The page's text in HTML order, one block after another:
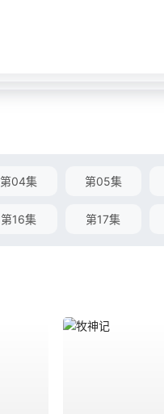
第04集 第05集
第16集 第17集